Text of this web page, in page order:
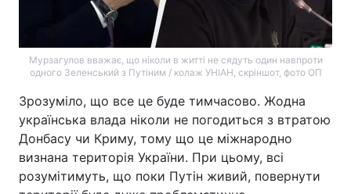
Мурзагулов вважає, що ніколи в житті не сядуть один навпроти
одного Зеленський з Путіним / колаж УНІАН, скріншот, фото ОП
Зрозуміло, що все це буде тимчасово. Жодна
українська влада ніколи не погодиться з втратою
Донбасу чи Криму, тому що це міжнародно
визнана територія України. При цьому, всі
розумітимуть, що поки Путін живий, повернути